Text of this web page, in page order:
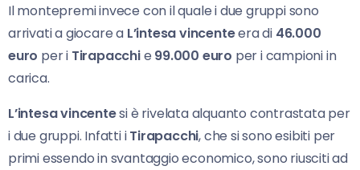
Il montepremi invece con il quale i due gruppi sono
arrivati a giocare a L’intesa vincenteera di 46.000
euro per i Tirapacchie 99.000 euro per i campioni in
carica.
L’intesa vincentesi è rivelata alquanto contrastata per
i due gruppi. Infatti iTirapacchi, che si sono esibiti per
primi essendo in svantaggio economico, sono riusciti ad